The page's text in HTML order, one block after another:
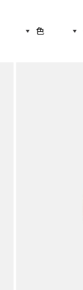
色